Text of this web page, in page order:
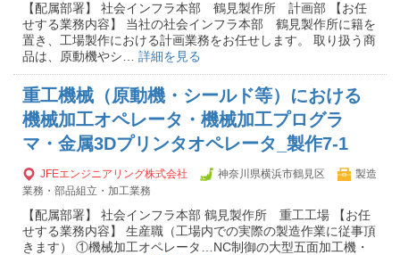
【配属部署】 社会インフラ本部 鶴見製作所 計画部 【お任
せする業務内容】 当社の社会インフラ本部 鶴見製作所に籍を
置き、工場製作における計画業務をお任せします。 取り扱う商
品は、原動機やシ… 詳細を見る
重工機械（原動機・シールド等）における
機械加工オペレータ・機械加工プログラ
マ・金属3Dプリンタオペレータ_製作7-1
JFEエンジニアリング株式会社 神奈川県横浜市鶴見区
製造
業務・部品組立・加工業務
【配属部署】 社会インフラ本部 鶴見製作所 重工工場 【お任
せする業務内容】 生産職（工場内での実際の製造作業に従事頂
きます） ①機械加工オペレータ…NC制御の大型五面加工機・